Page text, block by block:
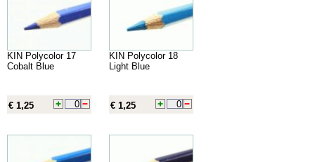
KIN Polycolor 17
Cobalt Blue
€ 1,25
KIN Polycolor 18
Light Blue
€ 1,25